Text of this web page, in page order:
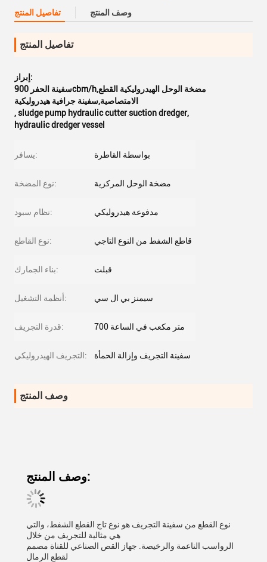
تفاصيل المنتج وصف المنتج
تفاصيل المنتج
إبراز:
سفينة الحفر 900cbm/h,مضخة الوحل الهيدروليكية القطع
الامتصاصية,سفينة جرافية هيدروليكية
,sludge pump hydraulic cutter suction dredger,
hydraulic dredger vessel
يسافر: بواسطة القاطرة
نوع المضخة: مضخة الوحل المركزية
نظام سبود: مدفوعة هيدروليكي
نوع القاطع: قاطع الشفط من النوع التاجي
بناء الجمارك: قبلت
أنظمة التشغيل: سيمنز بي ال سي
قدرة التجريف: 700 متر مكعب في الساعة
التجريف الهيدروليكي: سفينة التجريف وإزالة الحمأة
وصف المنتج
وصف المنتج:
نوع القطع من سفينة التجريف هو نوع تاج القطع الشفط، والتي
هي مثالية للتجريف من خلال
الرواسب الناعمة والرخيصة. جهاز القص الصناعي للقناة مصمم
لقطع الرمال